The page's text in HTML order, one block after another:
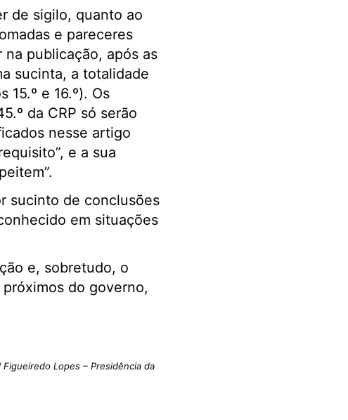
de sigilo, quanto ao
e pareceres
publicação, após as
sucinta, a totalidade
15.º e 16.º). Os
da CRP só serão
nesse artigo
e a sua
sucinto de conclusões
em situações
e, sobretudo, o
do governo,
Lopes – Presidência da